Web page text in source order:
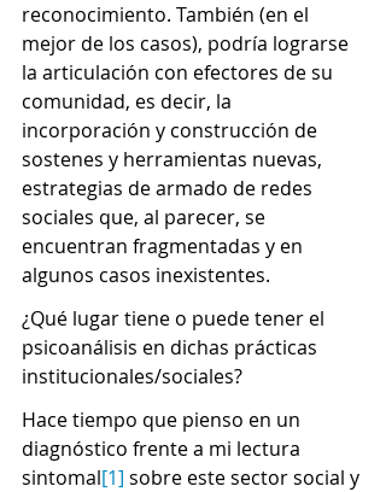
reconocimiento. También (en el
mejor de los casos), podría lograrse
la articulación con efectores de su
comunidad, es decir, la
incorporación y construcción de
sostenes y herramientas nuevas,
estrategias de armado de redes
sociales que, al parecer, se
encuentran fragmentadas y en
algunos casos inexistentes.
¿Qué lugar tiene o puede tener el
psicoanálisis en dichas prácticas
institucionales/sociales?
Hace tiempo que pienso en un
diagnóstico frente a mi lectura
sintomal[1] sobre este sector social y